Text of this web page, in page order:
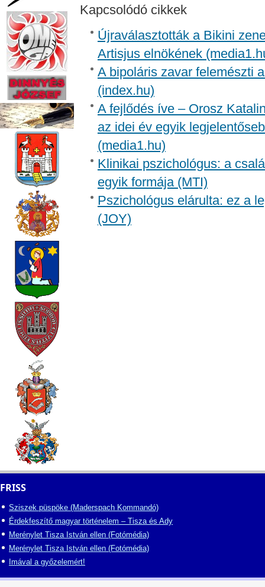
Kapcsolódó cikkek
Újraválasztották a Bikini
Artisjus elnökének
A bipoláris zavar felemészti
(index.hu)
A fejlődés íve – Orosz
az idei év egyik
(media1.hu)
Klinikai pszichológus: a
egyik formája (MTI)
Pszichológus elárulta: ez a
(JOY)
FRISS
Sziszek püspöke (Maderspach Kommandó)
Érdekfeszítő magyar történelem – Tisza és Ady
Merénylet Tisza István ellen (Fotómédia)
Merénylet Tisza István ellen (Fotómédia)
Imával a győzelemért!